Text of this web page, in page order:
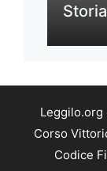
Leggilo.org
Corso
Codice